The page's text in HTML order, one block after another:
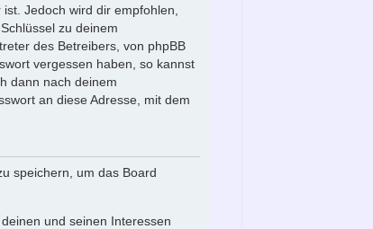
Jedoch wird dir empfohlen,
zu deinem
des Betreibers, von phpBB
vergessen haben, so kannst
dann nach deinem
an diese Adresse, mit dem
speichern, um das Board
und seinen Interessen